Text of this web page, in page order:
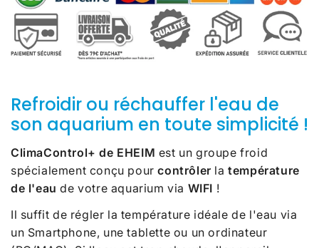
Refroidir ou réchauffer l'eau de
son aquarium en toute simplicité !
ClimaControl+ de EHEIM est un groupe froid
spécialement conçu pourcontrôler latempérature
de l'eau de votre aquarium via WIFI !
Il suffit de régler la température idéale de l'eau via
un Smartphone, une tablette ou un ordinateur